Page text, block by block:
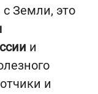
Земли, это
и
и